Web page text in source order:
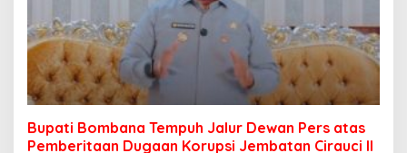
Bupati Bombana Tempuh Jalur Dewan Pers atas
Pemberitaan Dugaan Korupsi Jembatan Cirauci II